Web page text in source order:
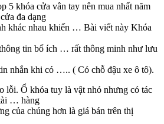
5 khóa cửa vân tay nên mua nhất năm
đa dạng
khác nhau khiến … Bài viết này Khóa
tin bổ ích … rất thông minh như lưu
nhắn khi có ….. ( Có chỗ đậu xe ô tô).
lỗi. Ổ khóa tuy là vật nhỏ nhưng có tác
… hàng
của chúng hơn là giá bán trên thị